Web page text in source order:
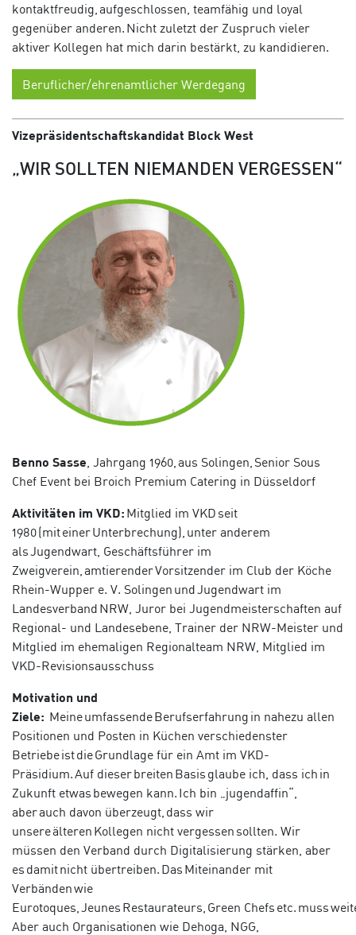
kontaktfreudig, aufgeschlossen, teamfähig und loyal
gegenüber anderen. Nicht zuletzt der Zuspruch vieler
aktiver Kollegen hat mich darin bestärkt, zu kandidieren.
Beruflicher/ehrenamtlicher Werdegang
Vizepräsidentschaftskandidat Block West
„WIR SOLLTEN NIEMANDEN VERGESSEN“
Benno Sasse , Jahrgang 1960, aus Solingen, Senior Sous
Chef Event bei Broich Premium Catering in Düsseldorf
Aktivitäten im VKD: Mitglied im VKD seit
1980 (mit einer Unterbrechung), unter anderem
alsJugendwart, Geschäftsführer im
Zweigverein, amtierender Vorsitzender im Club der Köche
Rhein-Wupper e. V. Solingen und Jugendwart im
Landesverband NRW, Juror bei Jugendmeisterschaften auf
Regional- und Landesebene, Trainer der NRW-Meister und
Mitglied im ehemaligen Regionalteam NRW, Mitglied im
VKD-Revisionsausschuss
Motivation und
Ziele: Meine umfassende Berufserfahrung in nahezu allen
Positionen und Posten in Küchen verschiedenster
Betriebe ist die Grundlage für ein Amt im VKD-
Präsidium. Auf dieser breiten Basis glaube ich, dass ich in
Zukunft etwas bewegen kann. Ich bin „jugendaffin“,
aber auch davon überzeugt, dass wir
unsere älteren Kollegen nicht vergessen sollten. Wir
müssen den Verband durch Digitalisierung stärken, aber
es damit nicht übertreiben. Das Miteinander mit
Verbänden wie
Eurotoques, Jeunes Restaurateurs, Green Chefs etc. muss
Aber auch Organisationen wie Dehoga , NGG,